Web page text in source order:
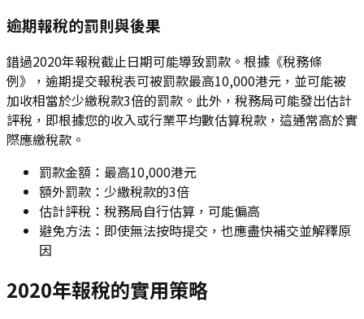
逾期報稅的罰則與後果
錯過2020年報稅截止日期可能導致罰款。根據《稅務條
例》，逾期提交報稅表可被罰款最高10,000港元，並可能被
加收相當於少繳稅款3倍的罰款。此外，稅務局可能發出估計
評稅，即根據您的收入或行業平均數估算稅款，這通常高於實
際應繳稅款。
罰款金額：最高10,000港元
額外罰款：少繳稅款的3倍
估計評稅：稅務局自行估算，可能偏高
避免方法：即使無法按時提交，也應盡快補交並解釋原
因
2020年報稅的實用策略